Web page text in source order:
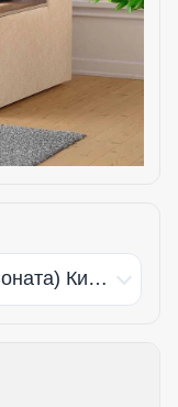
Кресло Хамелеон (сторона Соната) Киевский стандарт